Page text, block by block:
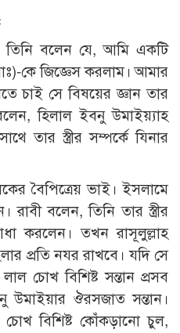
তিনি বলেন যে, আমি একটি
কে জিজ্ঞেস করলাম। আমার
চাই সে বিষয়ের জ্ঞান তার
হিলাল ইবনু উমাইয়্যাহ
তার স্ত্রীর সম্পর্কে যিনার
বৈপিত্রেয় ভাই। ইসলামে
বলেন, তিনি তার স্ত্রীর
করলেন। তখন রাসূলুল্লাহ
প্রতি নযর রাখবে। যদি সে
চোখ বিশিষ্ট সন্তান প্রসব
উমাইয়ার ঔরসজাত সন্তান।
বিশিষ্ট কোঁকড়ানো চুল,